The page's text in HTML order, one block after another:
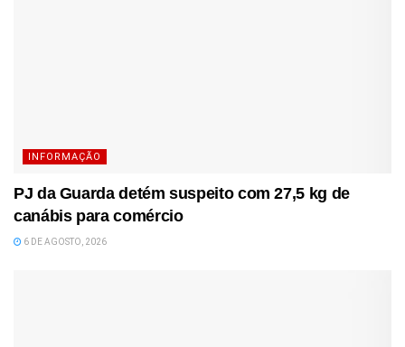
INFORMAÇÃO
PJ da Guarda detém suspeito com 27,5 kg de
canábis para comércio
6 DE AGOSTO, 2026